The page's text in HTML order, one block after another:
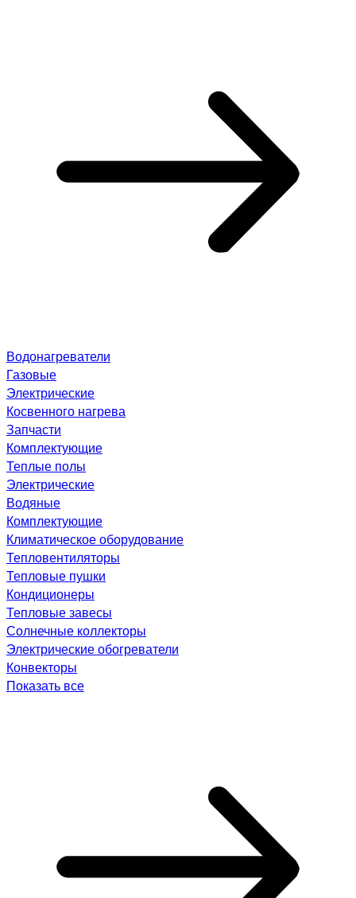
Водонагреватели
Газовые
Электрические
Косвенного нагрева
Запчасти
Комплектующие
Теплые полы
Электрические
Водяные
Комплектующие
Климатическое оборудование
Тепловентиляторы
Тепловые пушки
Кондиционеры
Тепловые завесы
Солнечные коллекторы
Электрические обогреватели
Конвекторы
Показать все